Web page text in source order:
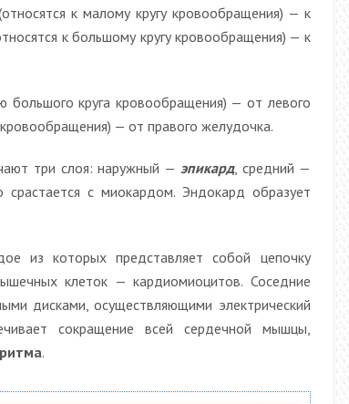
к малому кругу кровообращения) — к
к большому кругу кровообращения) — к
большого круга кровообращения) — от левого
— от правого желудочка.
три слоя: наружный —эпикард, средний —
срастается с миокардом. Эндокард образует
из которых представляет собой цепочку
клеток — кардиомиоцитов. Соседние
дисками, осуществляющими электрический
сокращение всей сердечной мышцы,
.